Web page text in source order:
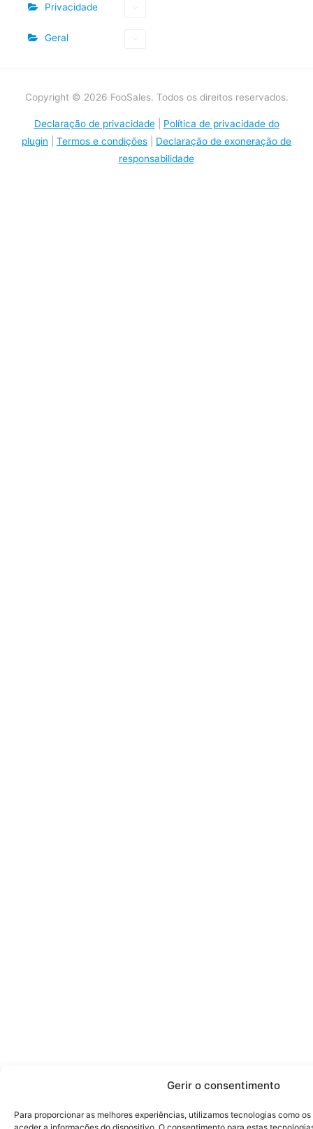
Gerir o consentimento
Para proporcionar as melhores experiências, utilizamos tecnologias como
Privacidade
Geral
Copyright © 2026 FooSales. Todos os direitos reservados.
Declaração de privacidade| Política de privacidade do
plugin
Termos e condições
Declaração de exoneração de
responsabilidade